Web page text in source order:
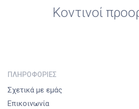
Κοντινοί
ΠΛΗΡΟΦΟΡΊΕΣ
Σχετικά με εμάς
Επικοινωνία